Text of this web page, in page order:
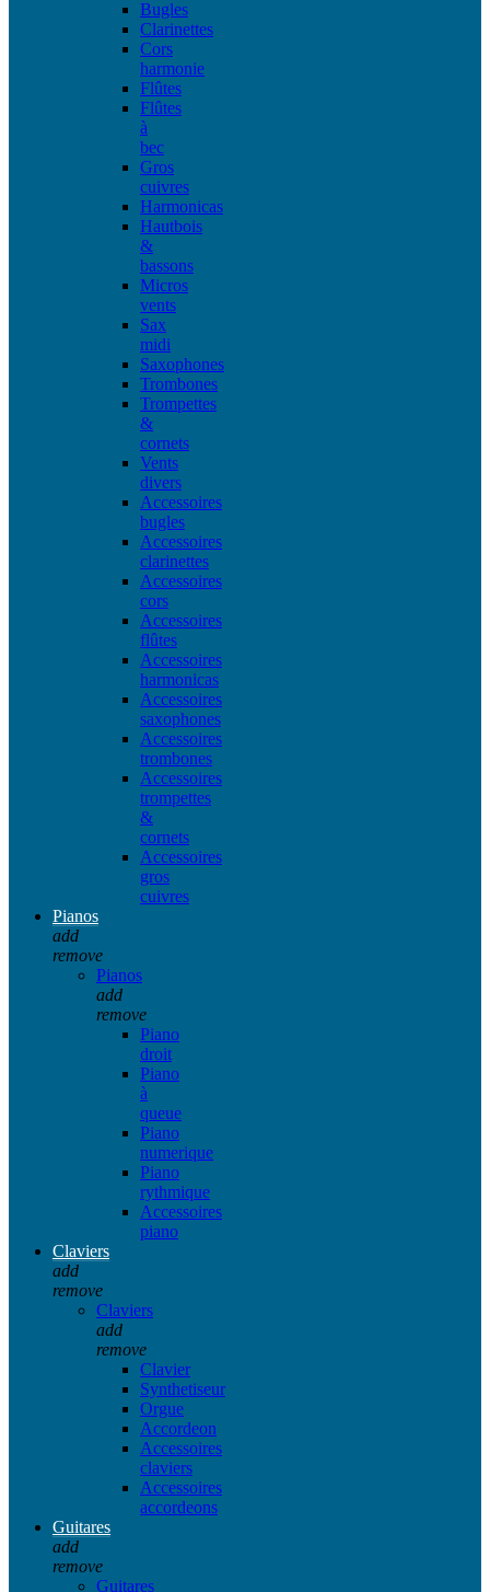
Bugles
Clarinettes
Cors
harmonie
Flûtes
Flûtes
à
bec
Gros
cuivres
Harmonicas
Hautbois
&
bassons
Micros
vents
Sax
midi
Saxophones
Trombones
Trompettes
&
cornets
Vents
divers
Accessoires
bugles
Accessoires
clarinettes
Accessoires
cors
Accessoires
flûtes
Accessoires
harmonicas
Accessoires
saxophones
Accessoires
trombones
Accessoires
trompettes
&
cornets
Accessoires
gros
cuivres
Pianos
add
remove
Pianos
add
remove
Piano
droit
Piano
à
queue
Piano
numerique
Piano
rythmique
Accessoires
piano
Claviers
add
remove
Claviers
add
remove
Clavier
Synthetiseur
Orgue
Accordeon
Accessoires
claviers
Accessoires
accordeons
Guitares
add
remove
Guitares